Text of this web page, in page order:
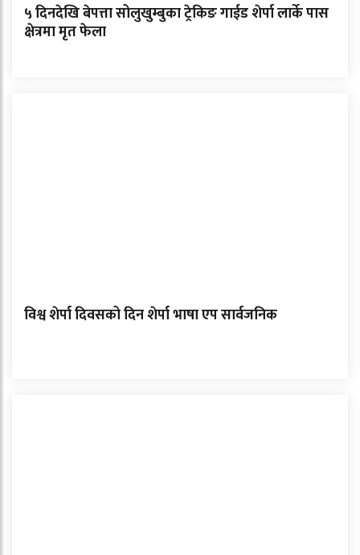
५ दिनदेखि बेपत्ता सोलुखुम्बुका ट्रेकिङ गाईड शेर्पा लार्के पास
क्षेत्रमा मृत फेला
विश्व शेर्पा दिवसको दिन शेर्पा भाषा एप सार्वजनिक